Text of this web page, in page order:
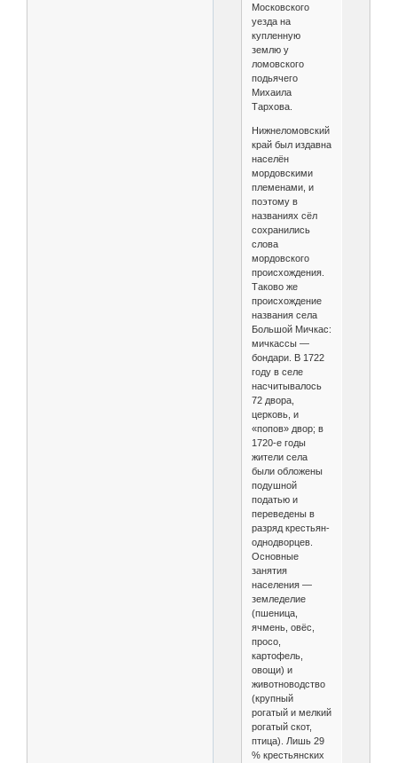
Московского
уезда на
купленную
землю у
ломовского
подьячего
Михаила
Тархова.
Нижнеломовский
край был издавна
населён
мордовскими
племенами, и
поэтому в
названиях сёл
сохранились
слова
мордовского
происхождения.
Таково же
происхождение
названия села
Большой Мичкас:
мичкассы —
бондари. В 1722
году в селе
насчитывалось
72 двора,
церковь, и
«попов» двор; в
1720-е годы
жители села
были обложены
подушной
податью и
переведены в
разряд крестьян-
однодворцев.
Основные
занятия
населения —
земледелие
(пшеница,
ячмень, овёс,
просо,
картофель,
овощи) и
животноводство
(крупный
рогатый и мелкий
рогатый скот,
птица). Лишь 29
% крестьянских